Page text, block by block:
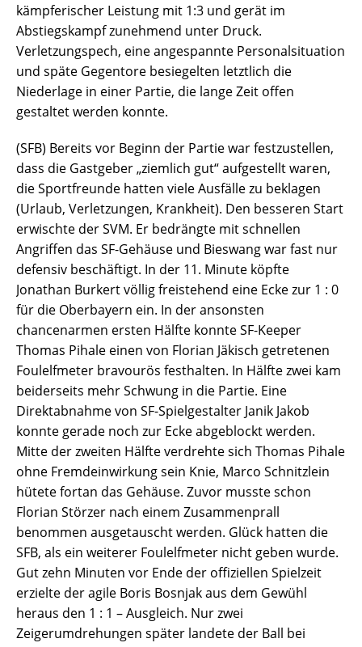
kämpferischer Leistung mit 1:3 und gerät im
Abstiegskampf zunehmend unter Druck.
Verletzungspech, eine angespannte Personalsituation
und späte Gegentore besiegelten letztlich die
Niederlage in einer Partie, die lange Zeit offen
gestaltet werden konnte.
(SFB) Bereits vor Beginn der Partie war festzustellen,
dass die Gastgeber „ziemlich gut“ aufgestellt waren,
die Sportfreunde hatten viele Ausfälle zu beklagen
(Urlaub, Verletzungen, Krankheit). Den besseren Start
erwischte der SVM. Er bedrängte mit schnellen
Angriffen das SF-Gehäuse und Bieswang war fast nur
defensiv beschäftigt. In der 11. Minute köpfte
Jonathan Burkert völlig freistehend eine Ecke zur 1 : 0
für die Oberbayern ein. In der ansonsten
chancenarmen ersten Hälfte konnte SF-Keeper
Thomas Pihale einen von Florian Jäkisch getretenen
Foulelfmeter bravourös festhalten. In Hälfte zwei kam
beiderseits mehr Schwung in die Partie. Eine
Direktabnahme von SF-Spielgestalter Janik Jakob
konnte gerade noch zur Ecke abgeblockt werden.
Mitte der zweiten Hälfte verdrehte sich Thomas Pihale
ohne Fremdeinwirkung sein Knie, Marco Schnitzlein
hütete fortan das Gehäuse. Zuvor musste schon
Florian Störzer nach einem Zusammenprall
benommen ausgetauscht werden. Glück hatten die
SFB, als ein weiterer Foulelfmeter nicht geben wurde.
Gut zehn Minuten vor Ende der offiziellen Spielzeit
erzielte der agile Boris Bosnjak aus dem Gewühl
heraus den 1 : 1 – Ausgleich. Nur zwei
Zeigerumdrehungen später landete der Ball bei